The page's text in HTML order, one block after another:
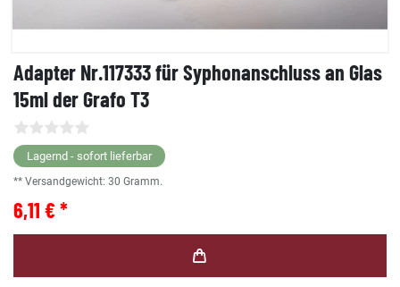
Adapter Nr.117333 für Syphonanschluss an Glas
15ml der Grafo T3
Lagernd - sofort lieferbar
** Versandgewicht: 30 Gramm.
6,11 € *